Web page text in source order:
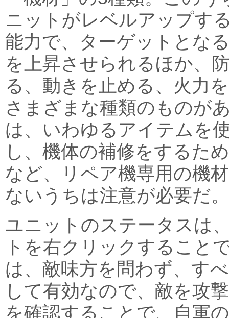
ニットがレベルアップす
能力で、ターゲットとな
を上昇させられるほか、
る、動きを止める、火力
さまざまな種類のものが
は、いわゆるアイテムを
し、機体の補修をするた
など、リペア機専用の機
ないうちは注意が必要だ。
ユニットのステータスは
トを右クリックすること
は、敵味方を問わず、す
して有効なので、敵を攻
を確認することで、自軍